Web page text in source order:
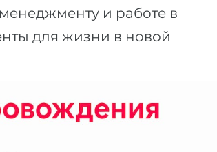
и работе в
для жизни в новой